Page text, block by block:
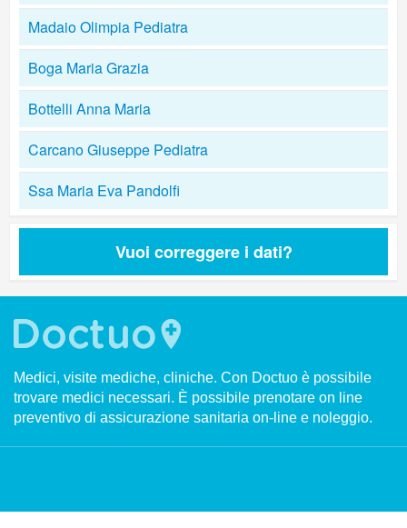
Madaio Olimpia Pediatra
Boga Maria Grazia
Bottelli Anna Maria
Carcano Giuseppe Pediatra
Ssa Maria Eva Pandolfi
Vuoi correggere i dati?
Medici, visite mediche, cliniche. Con Doctuo è possibile
trovare medici necessari. È possibile prenotare on line
preventivo di assicurazione sanitaria on-line e noleggio.